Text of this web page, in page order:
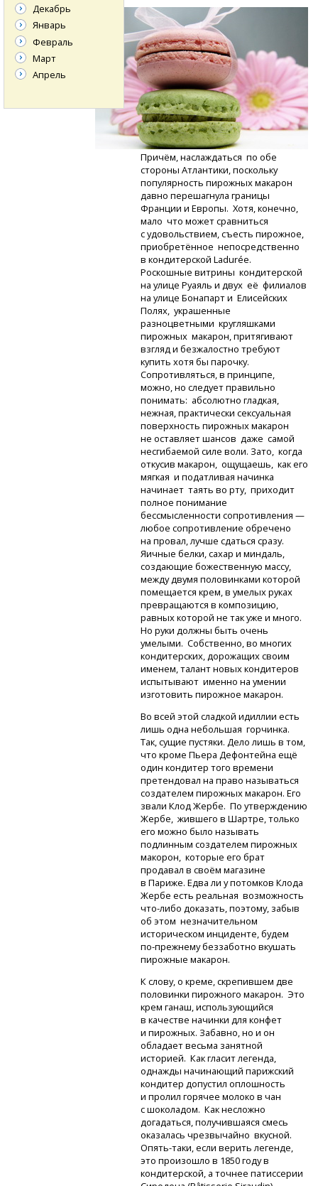
Причём, наслаждаться по обе
стороны Атлантики, поскольку
популярность пирожных макарон
давно перешагнула границы
Франции и Европы. Хотя, конечно,
мало что может сравниться
с удовольствием, съесть пирожное,
приобретённое непосредственно
в кондитерской Ladurée.
Роскошные витрины кондитерской
на улице Руаяль и двух её филиалов
на улице Бонапарт и Елисейских
Полях, украшенные
разноцветными кругляшками
пирожных макарон, притягивают
взгляд и безжалостно требуют
купить хотя бы парочку.
Сопротивляться, в принципе,
можно, но следует правильно
понимать: абсолютно гладкая,
нежная, практически сексуальная
поверхность пирожных макарон
не оставляет шансов даже самой
несгибаемой силе воли. Зато, когда
откусив макарон, ощущаешь, как его
мягкая и податливая начинка
начинает таять во рту, приходит
полное понимание
бессмысленности сопротивления —
любое сопротивление обречено
на провал, лучше сдаться сразу.
Яичные белки, сахар и миндаль,
создающие божественную массу,
между двумя половинками которой
помещается крем, в умелых руках
превращаются в композицию,
равных которой не так уже и много.
Но руки должны быть очень
умелыми. Собственно, во многих
кондитерских, дорожащих своим
именем, талант новых кондитеров
испытывают именно на умении
изготовить пирожное макарон.
Во всей этой сладкой идиллии есть
лишь одна небольшая горчинка.
Так, сущие пустяки. Дело лишь в том,
что кроме Пьера Дефонтейна ещё
один кондитер того времени
претендовал на право называться
создателем пирожных макарон. Его
звали Клод Жербе. По утверждению
Жербе, жившего в Шартре, только
его можно было называть
подлинным создателем пирожных
макорон, которые его брат
продавал в своём магазине
в Париже. Едва ли у потомков Клода
Жербе есть реальная возможность
что-либо доказать, поэтому, забыв
об этом незначительном
историческом инциденте, будем
по-прежнемубеззаботно вкушать
пирожные макарон.
К слову, о креме, скрепившем две
половинки пирожного макарон. Это
крем ганаш, использующийся
в качестве начинки для конфет
и пирожных. Забавно, но и он
обладает весьма занятной
историей. Как гласит легенда,
однажды начинающий парижский
кондитер допустил оплошность
и пролил горячее молоко в чан
с шоколадом. Как несложно
догадаться, получившаяся смесь
оказалась чрезвычайно вкусной.
Опять-таки,если верить легенде,
это произошло в 1850 году в
кондитерской, а точнее патиссерии
Декабрь
Январь
Февраль
Март
Апрель